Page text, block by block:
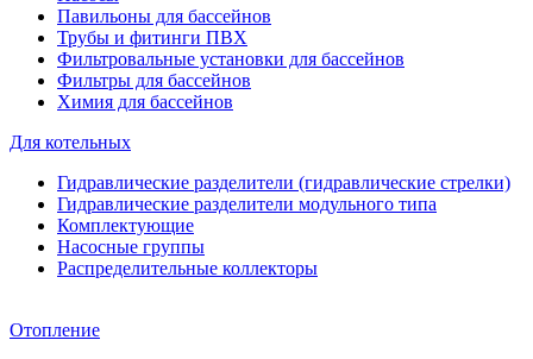
Павильоны для бассейнов
Трубы и фитинги ПВХ
Фильтровальные установки для бассейнов
Фильтры для бассейнов
Химия для бассейнов
Для котельных
Гидравлические разделители (гидравлические стрелки)
Гидравлические разделители модульного типа
Комплектующие
Насосные группы
Распределительные коллекторы
Отопление